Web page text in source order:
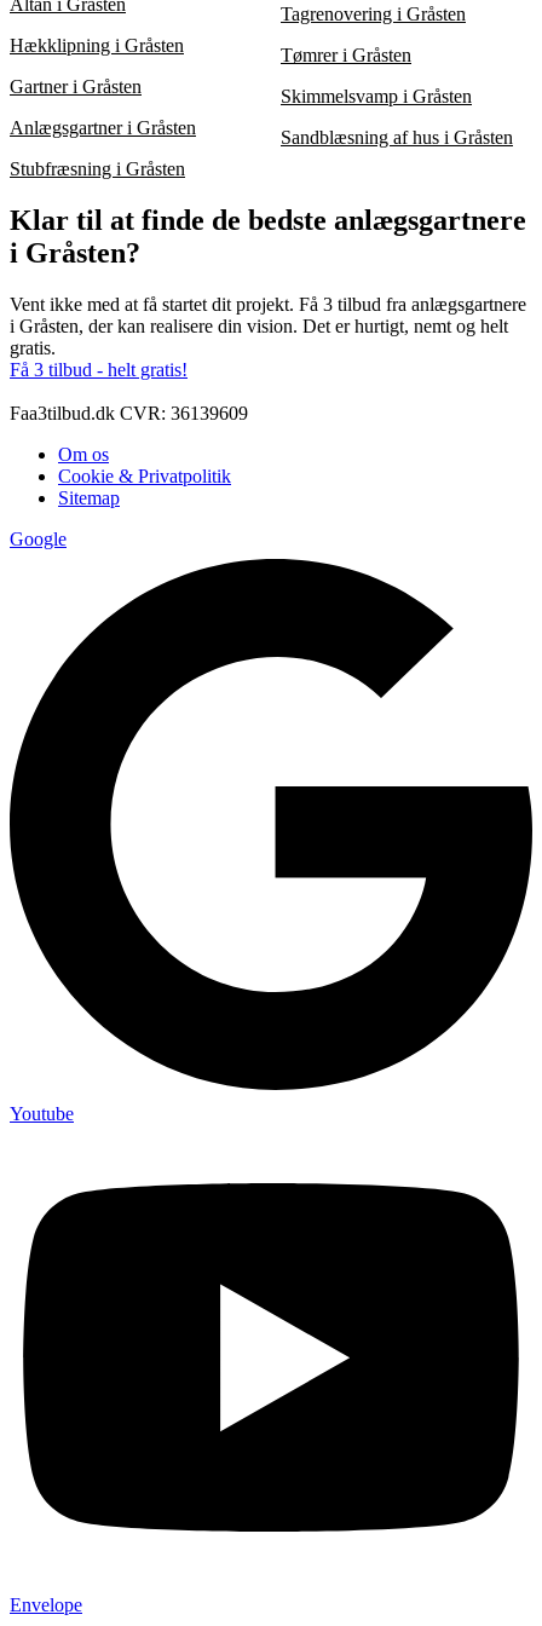
Altan i Gråsten
Hækklipning i Gråsten
Gartner i Gråsten
Anlægsgartner i Gråsten
Stubfræsning i Gråsten
Tagrenovering i Gråsten
Tømrer i Gråsten
Skimmelsvamp i Gråsten
Sandblæsning af hus i Gråsten
Klar til at finde de bedste anlægsgartnere
i Gråsten?
Vent ikke med at få startet dit projekt. Få 3 tilbud fra anlægsgartnere
i Gråsten, der kan realisere din vision. Det er hurtigt, nemt og helt
gratis.
Få 3 tilbud - helt gratis!
Faa3tilbud.dk CVR: 36139609
Om os
Cookie & Privatpolitik
Sitemap
Google
Youtube
Envelope